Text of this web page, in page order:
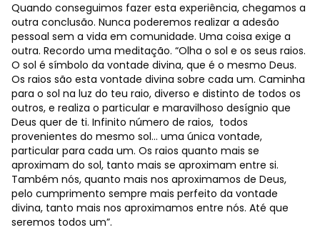
Quando conseguimos fazer esta experiência, chegamos a
outra conclusão. Nunca poderemos realizar a adesão
pessoal sem a vida em comunidade. Uma coisa exige a
outra. Recordo uma meditação. “Olha o sol e os seus raios.
O sol é símbolo da vontade divina, que é o mesmo Deus.
Os raios são esta vontade divina sobre cada um. Caminha
para o sol na luz do teu raio, diverso e distinto de todos os
outros, e realiza o particular e maravilhoso desígnio que
Deus quer de ti. Infinito número de raios, todos
provenientes do mesmo sol… uma única vontade,
particular para cada um. Os raios quanto mais se
aproximam do sol, tanto mais se aproximam entre si.
Também nós, quanto mais nos aproximamos de Deus,
pelo cumprimento sempre mais perfeito da vontade
divina, tanto mais nos aproximamos entre nós. Até que
seremos todos um”.